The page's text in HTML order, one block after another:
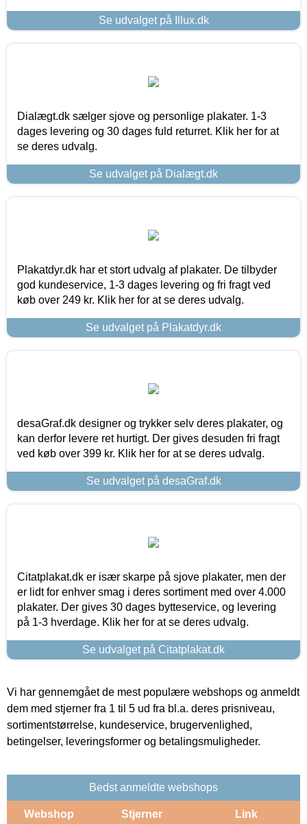
Se udvalget på Illux.dk
Dialægt.dk sælger sjove og personlige plakater. 1-3
dages levering og 30 dages fuld returret. Klik her for at
se deres udvalg.
Se udvalget på Dialægt.dk
Plakatdyr.dk har et stort udvalg af plakater. De tilbyder
god kundeservice, 1-3 dages levering og fri fragt ved
køb over 249 kr. Klik her for at se deres udvalg.
Se udvalget på Plakatdyr.dk
desaGraf.dk designer og trykker selv deres plakater, og
kan derfor levere ret hurtigt. Der gives desuden fri fragt
ved køb over 399 kr. Klik her for at se deres udvalg.
Se udvalget på desaGraf.dk
Citatplakat.dk er især skarpe på sjove plakater, men der
er lidt for enhver smag i deres sortiment med over 4.000
plakater. Der gives 30 dages bytteservice, og levering
på 1-3 hverdage. Klik her for at se deres udvalg.
Se udvalget på Citatplakat.dk
Vi har gennemgået de mest populære webshops og anmeldt
dem med stjerner fra 1 til 5 ud fra bl.a. deres prisniveau,
sortimentstørrelse, kundeservice, brugervenlighed,
betingelser, leveringsformer og betalingsmuligheder.
Bedst anmeldte webshops
Webshop Stjerner Link